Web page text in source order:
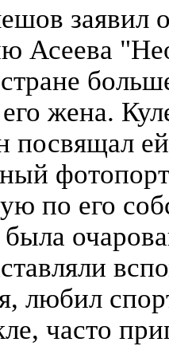
заявил
Асеева
его жена.
посвящал
по его
была
любил
часто